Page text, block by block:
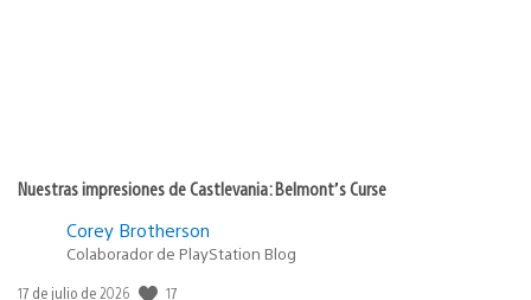
Nuestras impresiones de Castlevania: Belmont’s Curse
Corey Brotherson
Colaborador de PlayStation Blog
Fecha
17 de julio de 2026 17